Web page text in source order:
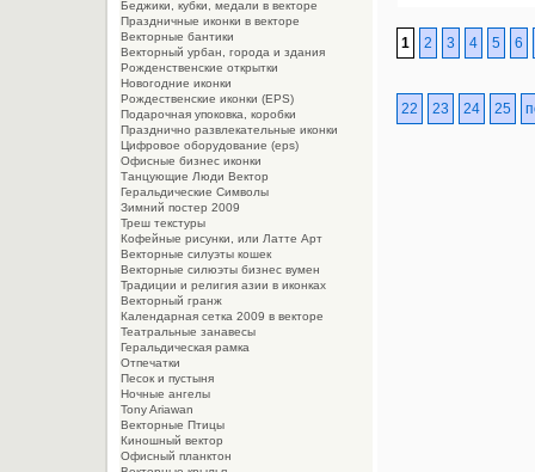
1 2 3 4 5 6
22 23 24 25
Беджики, кубки, медали в векторе
Праздничные иконки в векторе
Векторные бантики
Векторный урбан, города и здания
Рожденственские открытки
Новогодние иконки
Рождественские иконки (EPS)
Подарочная упоковка, коробки
Празднично развлекательные иконки
Цифровое оборудование (eps)
Офисные бизнес иконки
Танцующие Люди Вектор
Геральдические Символы
Зимний постер 2009
Треш текстуры
Кофейные рисунки, или Латте Арт
Векторные силуэты кошек
Векторные силюэты бизнес вумен
Традиции и религия азии в иконках
Векторный гранж
Календарная сетка 2009 в векторе
Театральные занавесы
Геральдическая рамка
Отпечатки
Песок и пустыня
Ночные ангелы
Tony Ariawan
Векторные Птицы
Киношный вектор
Офисный планктон